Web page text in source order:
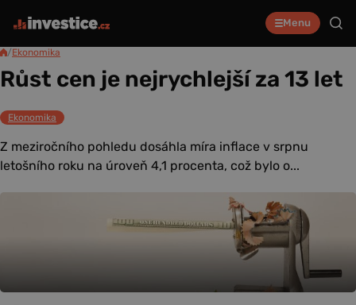
Menu
/Ekonomika
Růst cen je nejrychlejší za 13 let
Ekonomika
Z meziročního pohledu dosáhla míra inflace v srpnu
letošního roku na úroveň 4,1 procenta, což bylo o...